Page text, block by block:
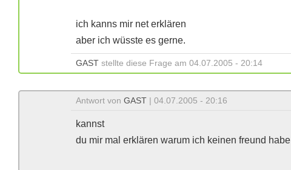
ich kanns mir net erklären
aber ich wüsste es gerne.
GAST stellte diese Frage am 04.07.2005 - 20:14
Antwort von GAST | 04.07.2005 - 20:16
kannst
du mir mal erklären warum ich keinen freund habe